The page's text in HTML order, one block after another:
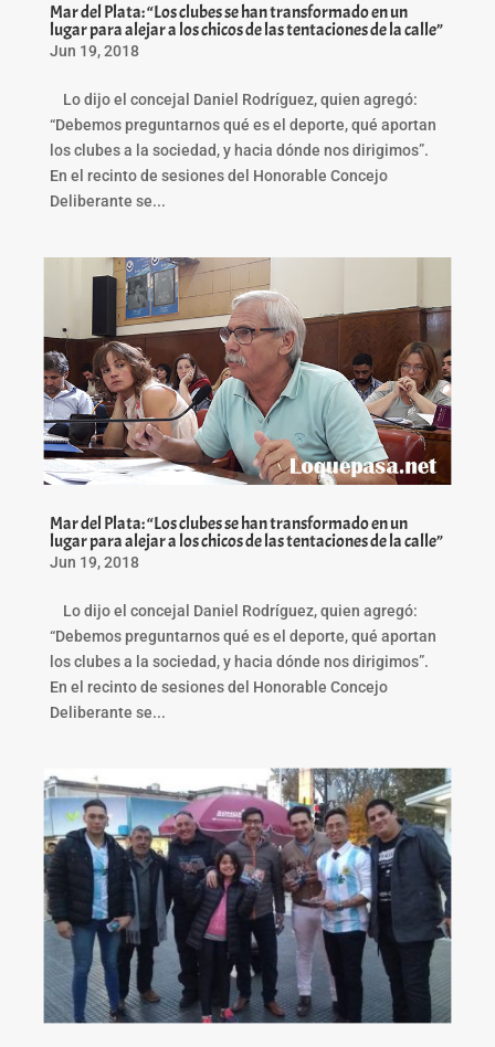
Mar del Plata: “Los clubes se han transformado en un
lugar para alejar a los chicos de las tentaciones de la calle”
Jun 19, 2018
Lo dijo el concejal Daniel Rodríguez, quien agregó:
“Debemos preguntarnos qué es el deporte, qué aportan
los clubes a la sociedad, y hacia dónde nos dirigimos”.
En el recinto de sesiones del Honorable Concejo
Deliberante se...
Mar del Plata: “Los clubes se han transformado en un
lugar para alejar a los chicos de las tentaciones de la calle”
Jun 19, 2018
Lo dijo el concejal Daniel Rodríguez, quien agregó:
“Debemos preguntarnos qué es el deporte, qué aportan
los clubes a la sociedad, y hacia dónde nos dirigimos”.
En el recinto de sesiones del Honorable Concejo
Deliberante se...